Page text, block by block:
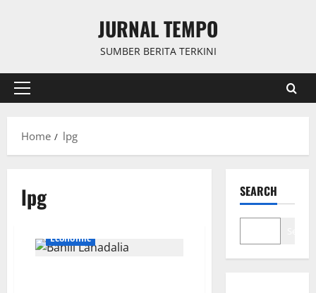
JURNAL TEMPO
SUMBER BERITA TERKINI
Primary
Home
lpg
lpg
Economic
SEARCH